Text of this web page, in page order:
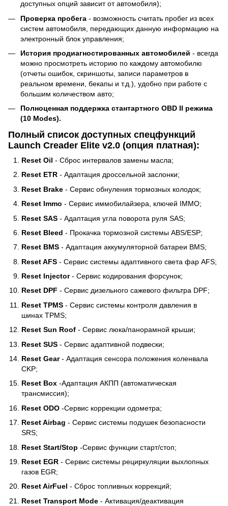
доступных опций зависит от автомобиля);
Проверка пробега - возможность считать пробег из всех
систем автомобиля, передающих данную информацию на
электронный блок управления;
История продиагностированных автомобилей - всегда
можно просмотреть историю по каждому автомобилю
(отчеты ошибок, скриншоты, записи параметров в
реальном времени, бекапы и т.д.), удобно при работе с
большим количеством авто;
Полноценная поддержка стантартного OBD II режима
(10 Modes).
Полный список доступных спецфункций
Launch Creader Elite v2.0 (опция платная):
Reset Oil - Сброс интервалов замены масла;
Reset ETR - Адаптация дроссельной заслонки;
Reset Brake - Сервис обнуления тормозных колодок;
Reset Immo - Сервис иммобилайзера, ключей IMMO;
Reset SAS - Адаптация угла поворота руля SAS;
Reset Bleed - Прокачка тормозной системы ABS/ESP;
Reset BMS - Адаптация аккумуляторной батареи BMS;
Reset AFS - Сервис системы адаптивного света фар AFS;
Reset Injector- Сервис кодирования форсунок;
Reset DPF - Сервис дизельного сажевого фильтра DPF;
Reset TPMS - Сервис системы контроля давления в
шинах TPMS;
Reset Sun Roof - Сервис люка/панорамной крыши;
Reset SUS - Сервис адаптивной подвески;
Reset Gear- Адаптация сенсора положения коленвала
CKP;
Reset Box -Адаптация АКПП (автоматическая
трансмиссия);
Reset ODO -Сервис коррекции одометра;
Reset Airbag - Сервис системы подушек безопасности
SRS;
Reset Start/Stop -Сервис функции старт/стоп;
Reset EGR - Сервис системы рециркуляции выхлопных
газов EGR;
Reset AirFuel - Сброс топливных коррекций;
Reset Transport Mode - Активация/деактивация